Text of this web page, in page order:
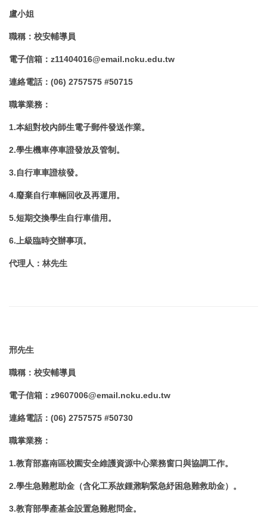
盧小姐
職稱 ： 校安輔導員
電子信箱 ： z11404016@email.ncku.edu.tw
連絡電話 ： (06) 2757575 #50715
職掌業務 ：
1.本組對校內師生電子郵件發送作業。
2.學生機車停車證發放及管制。
3.自行車車證核發。
4.廢棄自行車輛回收及再運用。
5.短期交換學生自行車借用。
6.上級臨時交辦事項。
代理人 ：林先生
邢先生
職稱 ： 校安輔導員
電子信箱 ： z9607006@email.ncku.edu.tw
連絡電話 ： (06) 2757575 #50730
職掌業務 ：
1.教育部嘉南區校園安全維護資源中心業務窗口與協調工作。
2.學生急難慰助金（含化工系故鍾鼐駒緊急紓困急難救助金）。
3.教育部學產基金設置急難慰問金。